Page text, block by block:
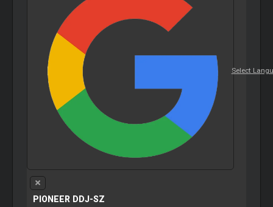
Select
PIONEER DDJ-SZ